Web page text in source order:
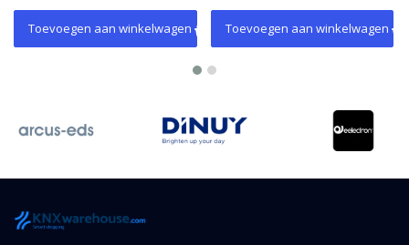
max. 30 EVA's in
broadcastmodus.
Toevoegen aan winkelwagen Toevoegen aan winkelwagen